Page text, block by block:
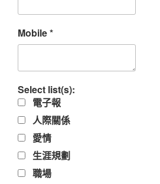
Mobile*
Select list(s):
電子報
人際關係
愛情
生涯規劃
職場